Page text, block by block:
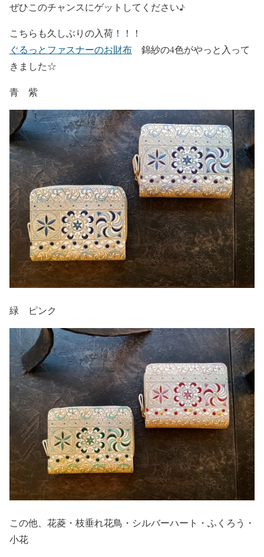
ぜひこのチャンスにゲットしてください♪
こちらも久しぶりの入荷！！！
ぐるっとファスナーのお財布 錦紗の4色がやっと入って
きました☆
青 紫
緑 ピンク
この他、花菱・枝垂れ花鳥・シルバーハート・ふくろう・
小花